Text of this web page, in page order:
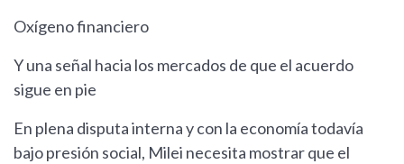
Oxígeno financiero
Y una señal hacia los mercados de que el acuerdo
sigue en pie
En plena disputa interna y con la economía todavía
bajo presión social, Milei necesita mostrar que el